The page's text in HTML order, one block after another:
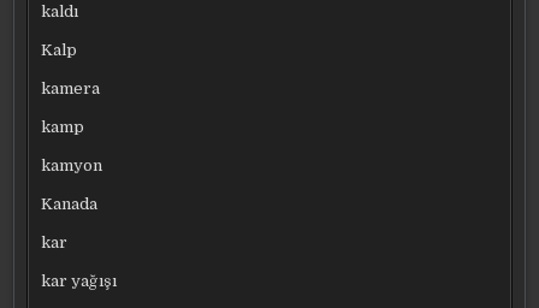
kaldı
Kalp
kamera
kamp
kamyon
Kanada
kar
kar yağışı